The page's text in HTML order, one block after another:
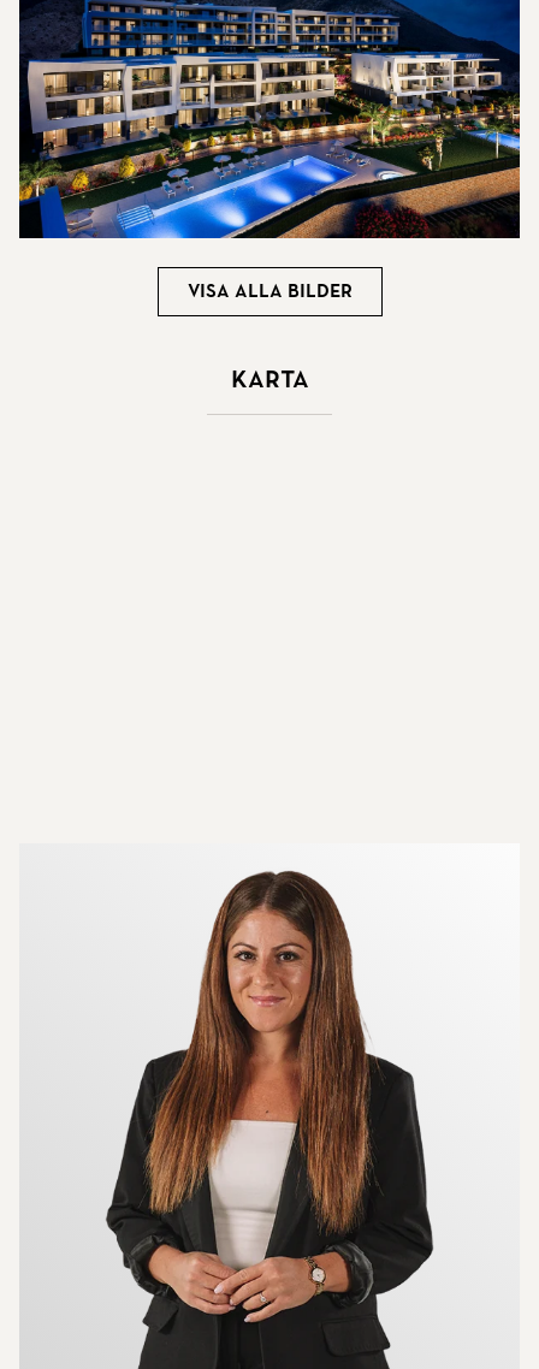
Visa alla bilder
Karta